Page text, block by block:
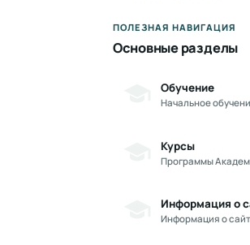
ПОЛЕЗНАЯ НАВИГАЦИЯ
Основные разделы
Обучение
Начальное
Курсы
Программы
Информация о
Информация о